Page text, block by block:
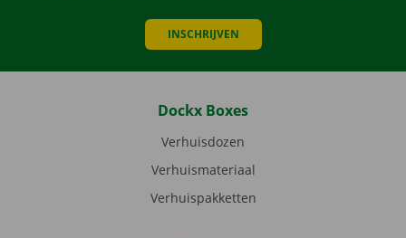
INSCHRIJVEN
Dockx Boxes
Verhuisdozen
Verhuismateriaal
Verhuispakketten